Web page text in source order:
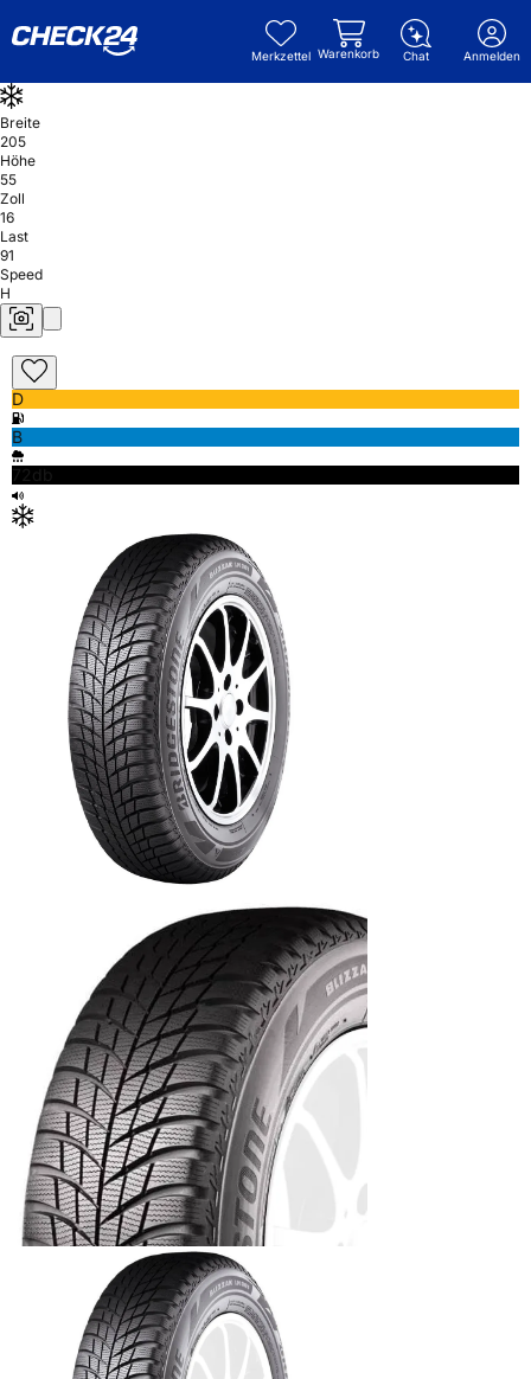
Merkzettel Warenkorb Chat Anmelden
Breite
205
Höhe
55
Zoll
16
Last
91
Speed
H
D
B
72db